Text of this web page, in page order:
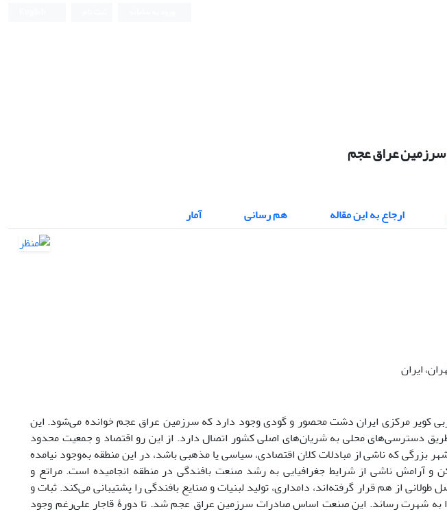
سرزمین عراق‌ عجم
ارجاع به این مقاله هم رسانی
آمار
ایران
کویر مرکزی ایران دشت محصور و گودی وجود دارد که سرزمین عراق عجم خوانده می‌شود. این
دسترسی‌های محلی به شریان‌های اصلی کشور اتصال دارد. از این رو اقتصاد و جمعیت محدود
بزرگی که ناشی از مبادلات کلان اقتصادی، سیاسی یا مذهبی باشد، در این منطقه به‌وجود نیامده
و آرامش ناشی از شرایط جغرافیایی به رشد صنعت بافندگی در منطقه انجامیده است. مراتع و
از هم قرار گرفته‌اند، دامداری، تولید لبنیات و صنایع بافندگی را پشتیبانی می‌کند. ثبات و
به شهرت رساند. این صنعت اساس صادرات سرزمین عراق عجم شد. تا دورۀ قاجار علی‌رغم وجود